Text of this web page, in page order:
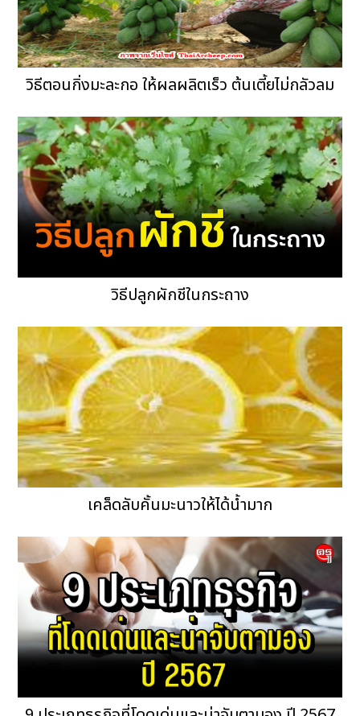
วิธีตอนกิ่งมะละกอ ให้ผลผลิตเร็ว ต้นเตี้ยไม่กลัวลม
วิธีปลูกผักชีในกระถาง
เคล็ดลับคั้นมะนาวให้ได้น้ำมาก